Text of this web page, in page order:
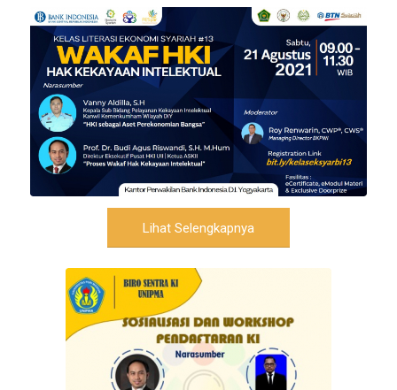
Lihat Selengkapnya